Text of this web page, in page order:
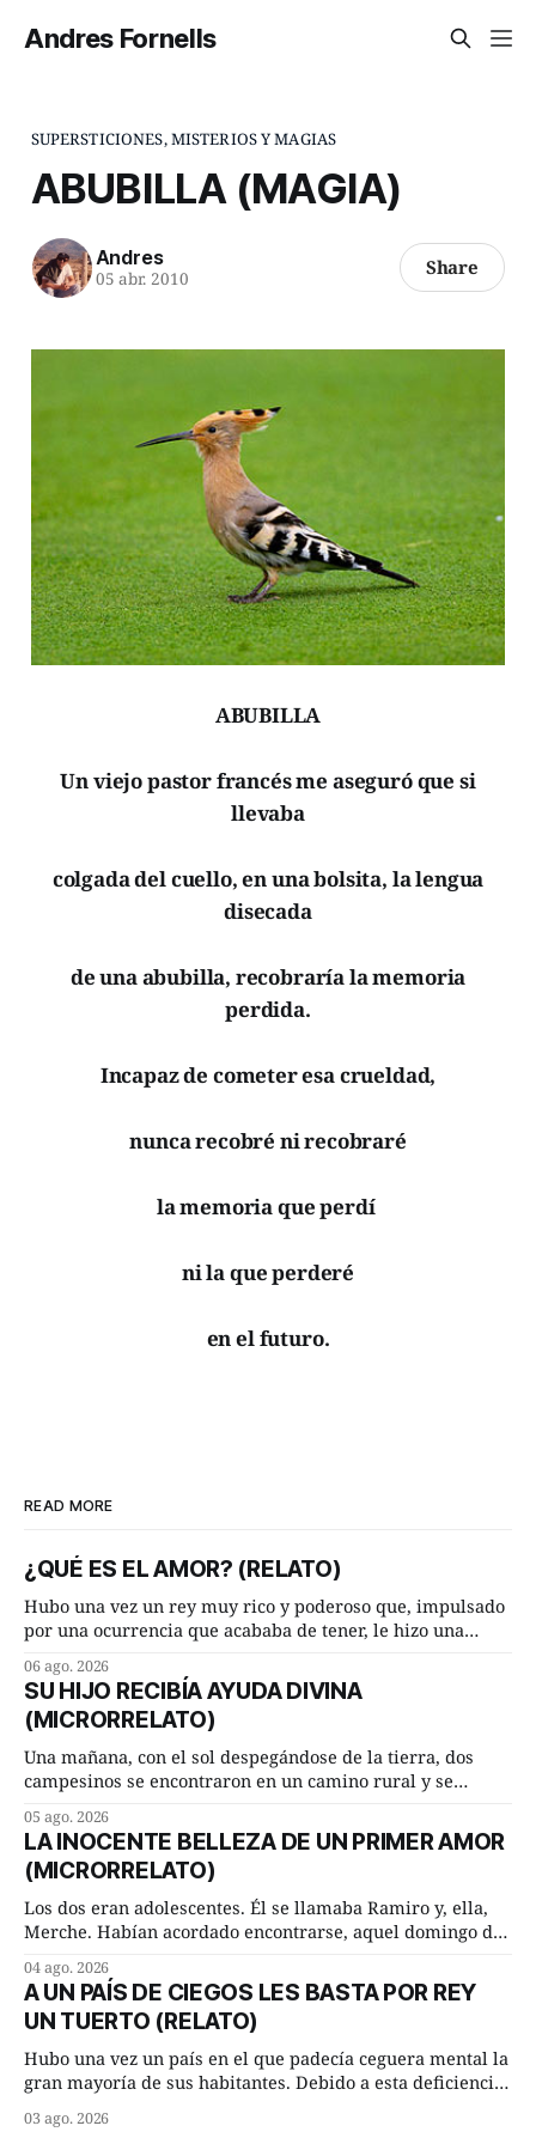
Andres Fornells
SUPERSTICIONES, MISTERIOS Y MAGIAS
ABUBILLA (MAGIA)
Andres
05 abr. 2010 Share
ABUBILLA
Un viejo pastor francés me aseguró que si
llevaba
colgada del cuello, en una bolsita, la lengua
disecada
de una abubilla, recobraríala memoria
perdida.
Incapaz de cometer esa crueldad,
nunca recobré ni recobraré
la memoria que perdí
ni la que perderé
en el futuro.
READ MORE
¿QUÉ ES EL AMOR? (RELATO)
Hubo una vez un rey muy rico y poderoso que, impulsado
por una ocurrencia que acababa de tener, le hizo una
Dime, hombre sabio, ¿qué es el amor según tú? Su
consejero, que era muy prudente y astuto le respondió de
inmediato:
06 ago. 2026
SU HIJO RECIBÍA AYUDA DIVINA
(MICRORRELATO)
Una mañana, con el sol despegándose de la tierra, dos
campesinos se encontraron en un camino rural y se
remolachas, Manuel? —quiso saber uno. —Eso acabo de
hacer, Paco. ¿Cómo va ese maíz tuyo? --se interesó el otro.
—De momento mejor
05 ago. 2026
LA INOCENTE BELLEZA DE UN PRIMER AMOR
(MICRORRELATO)
Los dos eran adolescentes. Él se llamaba Ramiro y, ella,
Merche. Habían acordado encontrarse, aquel domingo de
lugar del río que debía este nombre a la pronunciada
curva que la corriente fluvial presentaba en aquel punto.
Habían dispuesto que
04 ago. 2026
A UN PAÍS DE CIEGOS LES BASTA POR REY
UN TUERTO (RELATO)
Hubo una vez un país en el que padecía ceguera mental la
gran mayoría de sus habitantes. Debido a esta deficiencia,
superiores en número a los que no padecían ninguna
03 ago. 2026